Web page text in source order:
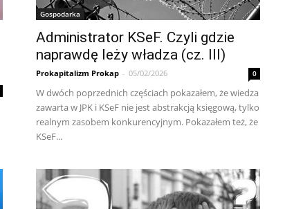
Gospodarka
Administrator KSeF. Czyli gdzie
naprawdę leży władza (cz. III)
Prokapitalizm Prokap - 05/02/2026 0
W dwó­ch po­przed­ni­ch czę­ścia­ch po­ka­za­łem, że wie­dza
za­war­ta w JPK i KSeF nie je­st abs­trak­cją księ­go­wą, tyl­ko
re­al­nym za­so­bem kon­ku­ren­cyj­nym. Po­ka­za­łem też, że
KSeF...